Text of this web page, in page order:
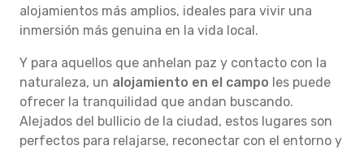
alojamientos más amplios, ideales para vivir una
inmersión más genuina en la vida local.
Y para aquellos que anhelan paz y contacto con la
naturaleza, un alojamiento en el campo les puede
ofrecer la tranquilidad que andan buscando.
Alejados del bullicio de la ciudad, estos lugares son
perfectos para relajarse, reconectar con el entorno y